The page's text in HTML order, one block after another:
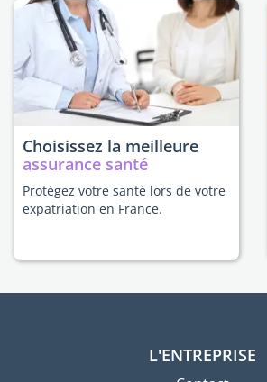
Choisissez la meilleure
assurance santé
Protégez votre santé lors de votre
expatriation en France.
L'ENTREPRISE